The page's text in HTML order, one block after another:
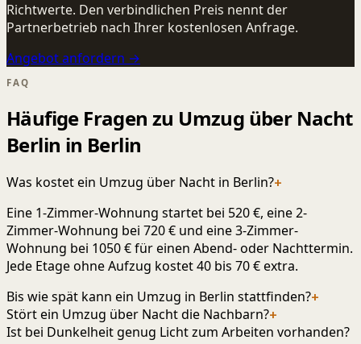
Richtwerte. Den verbindlichen Preis nennt der
Partnerbetrieb nach Ihrer kostenlosen Anfrage.
Angebot anfordern →
FAQ
Häufige Fragen zu Umzug über Nacht
Berlin in Berlin
Was kostet ein Umzug über Nacht in Berlin?+
Eine 1-Zimmer-Wohnung startet bei 520 €, eine 2-
Zimmer-Wohnung bei 720 € und eine 3-Zimmer-
Wohnung bei 1050 € für einen Abend- oder Nachttermin.
Jede Etage ohne Aufzug kostet 40 bis 70 € extra.
Bis wie spät kann ein Umzug in Berlin stattfinden?+
Stört ein Umzug über Nacht die Nachbarn?+
Ist bei Dunkelheit genug Licht zum Arbeiten vorhanden?